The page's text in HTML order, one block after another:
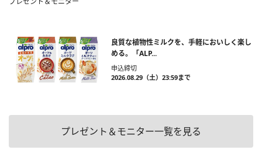
良質な植物性ミルクを、手軽においしく楽し
める。「ALP...
申込締切
2026.08.29（土）23:59まで
プレゼント＆モニター一覧を見る